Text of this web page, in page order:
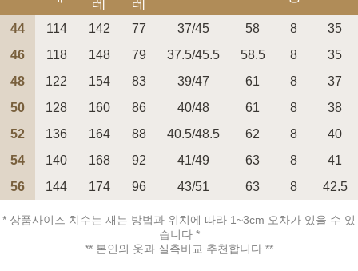
페이코 ID로 페
PAYCO 바로구매
44 114 142 77 37/45 58 8
35
46
118 148 79 37.5/45.5 58.5 8
35
48
122 154 83 39/47 61 8
37
50
128 160 86 40/48 61 8
38
52
136 164 88 40.5/48.5 62 8
40
54
140 168 92 41/49 63 8
41
56
144 174 96 43/51 63 8 42.5
* 상품사이즈 치수는 재는 방법과 위치에 따라 1~3cm 오차가 있을 수 있
습니다 *
** 본인의 옷과 실측비교 추천합니다 **